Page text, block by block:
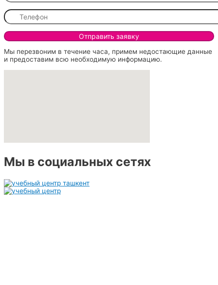
Мы перезвоним в течение часа, примем недостающие данные
и предоставим всю необходимую информацию.
Мы в социальных сетях